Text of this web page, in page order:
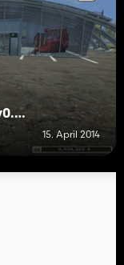
Seminatrice Maschio Gaspardo v0.5 beta
15. April 2014